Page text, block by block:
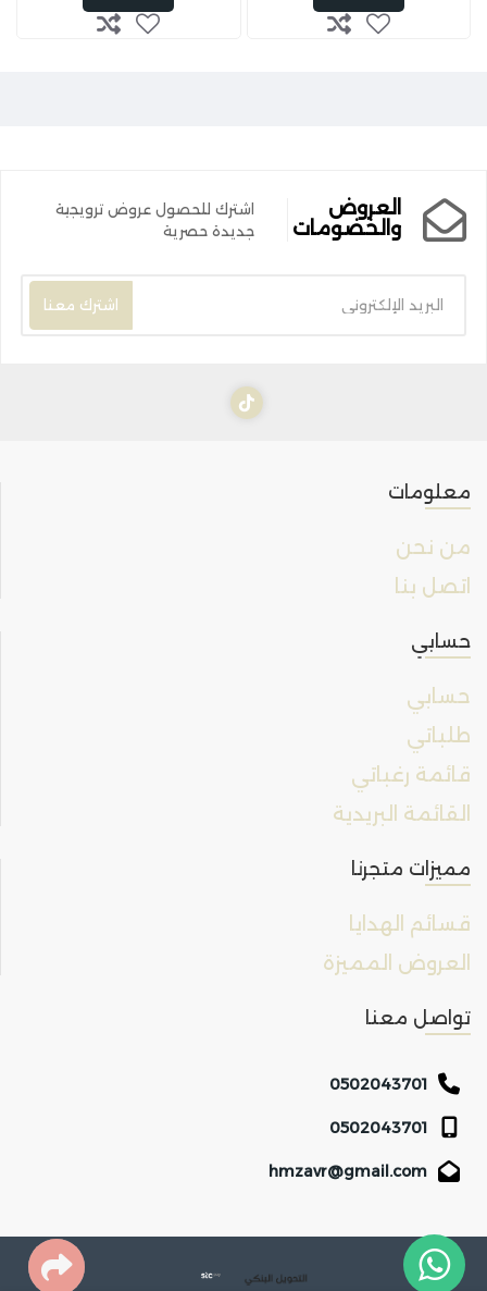
العروض
والخضومات
اشترك للحصول عروض ترويجية
جديدة حصرية
معلومات
من نحن
اتصل بنا
حسابي
حسابي
طلباتي
قائمة رغباتي
القائمة البريدية
مميزات متجرنا
قسائم الهدايا
العروض المميزة
تواصل معنا
0502043701
0502043701
hmzavr@gmail.com